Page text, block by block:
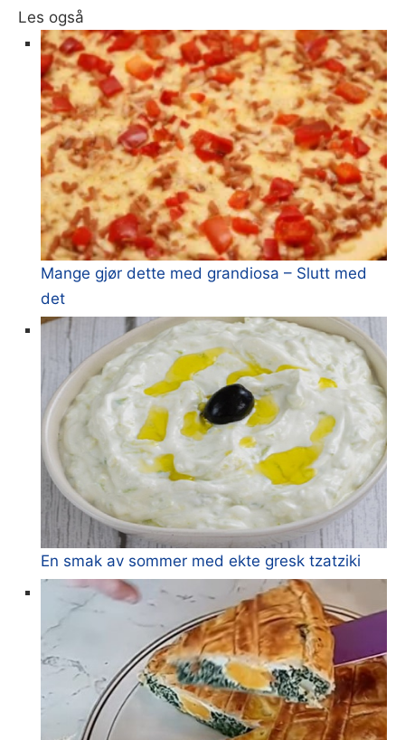
Les også
Mange gjør dette med grandiosa – Slutt med
det
En smak av sommer med ekte gresk tzatziki